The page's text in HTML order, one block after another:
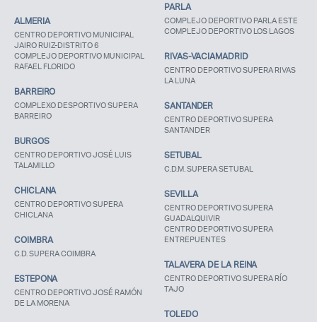
Acceso socios
ALMERIA
CENTRO DEPORTIVO MUNICIPAL
JAIRO RUIZ-DISTRITO 6
COMPLEJO DEPORTIVO MUNICIPAL
RAFAEL FLORIDO
BARREIRO
COMPLEXO DESPORTIVO SUPERA
BARREIRO
BURGOS
CENTRO DEPORTIVO JOSÉ LUIS
TALAMILLO
CHICLANA
CENTRO DEPORTIVO SUPERA
CHICLANA
COIMBRA
C.D. SUPERA COIMBRA
ESTEPONA
CENTRO DEPORTIVO JOSÉ RAMÓN
DE LA MORENA
PARLA
COMPLEJO DEPORTIVO PARLA ESTE
COMPLEJO DEPORTIVO LOS LAGOS
RIVAS-VACIAMADRID
CENTRO DEPORTIVO SUPERA RIVAS
LA LUNA
SANTANDER
CENTRO DEPORTIVO SUPERA
SANTANDER
SETUBAL
C.D.M. SUPERA SETUBAL
SEVILLA
CENTRO DEPORTIVO SUPERA
GUADALQUIVIR
CENTRO DEPORTIVO SUPERA
ENTREPUENTES
TALAVERA DE LA REINA
CENTRO DEPORTIVO SUPERA RÍO
TAJO
TOLEDO